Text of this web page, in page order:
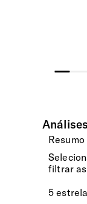
Pode ser
cabine atende
as medidas